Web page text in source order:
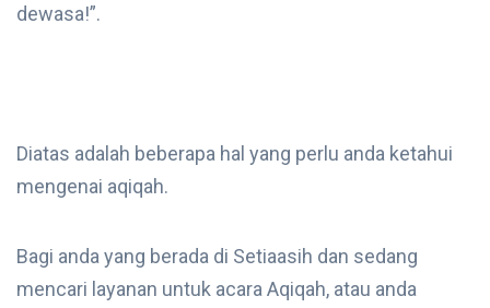
dewasa!”.
Diatas adalah beberapa hal yang perlu anda ketahui
mengenai aqiqah.
Bagi anda yang berada di Setiaasih dan sedang
mencari layanan untuk acara Aqiqah, atau anda